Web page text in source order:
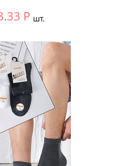
Р шт.
10 шт.